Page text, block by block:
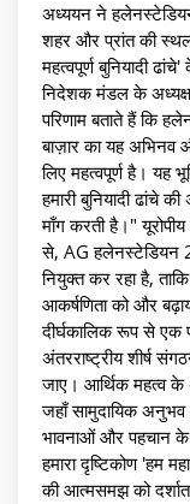
अध्ययन ने
शहर और प्रांत की
महत्वपूर्ण बुनियादी
निदेशक मंडल के
परिणाम बताते हैं कि
बाज़ार का यह अभिनव
लिए महत्वपूर्ण है। यह
हमारी बुनियादी ढांचे
माँग करती है।" यूरोपीय
से, AG हलेनस्टेडियन
नियुक्त कर रहा है,
आकर्षणिता को और
दीर्घकालिक रूप से
अंतरराष्ट्रीय शीर्ष
जाए। आर्थिक महत्व के
जहाँ सामुदायिक अनुभव
भावनाओं और पहचान
हमारा दृष्टिकोण 'हम
की आत्मसमझ को